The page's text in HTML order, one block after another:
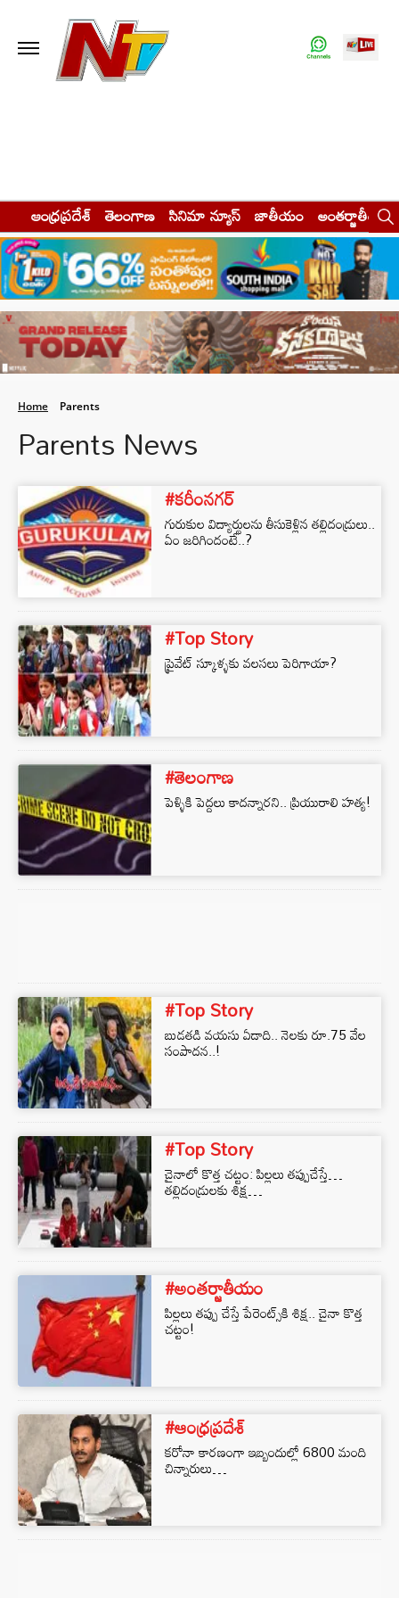
ఆంధ్రప్రదేశ్ తెలంగాణ సినిమా న్యూస్ జాతీయం అంతర్జాతీయం
Home Parents
Parents News
#కరీంనగర్
గురుకుల విద్యార్థులను తీసుకెళ్లిన తల్లిదండ్రులు..
ఏం జరిగిందంటే..?
#Top Story
ప్రైవేట్ స్కూళ్ళకు వలసలు పెరిగాయా?
#తెలంగాణ
పెళ్ళికి పెద్దలు కాదన్నారని.. ప్రియురాలి హత్య!
#Top Story
బుడతడి వయసు ఏడాది.. నెలకు రూ.75 వేల
సంపాదన..!
#Top Story
చైనాలో కొత్త చ‌ట్టం: పిల్ల‌లు త‌ప్పుచేస్తే…
త‌ల్లిదండ్రుల‌కు శిక్ష‌…
#అంతర్జాతీయం
పిల్లలు తప్పు చేస్తే పేరెంట్స్‌కి శిక్ష.. చైనా కొత్త
చట్టం!
#ఆంధ్రప్రదేశ్
కరోనా కారణంగా ఇబ్బందుల్లో 6800 మంది
చిన్నారులు…